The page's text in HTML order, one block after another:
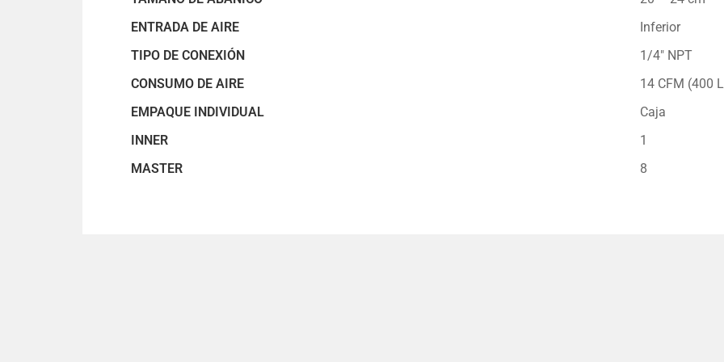
ENTRADA DE AIRE
Inferior
TIPO DE CONEXIÓN
1/4″ NPT
CONSUMO DE AIRE
14 CFM (400
EMPAQUE INDIVIDUAL
Caja
INNER
1
MASTER
8